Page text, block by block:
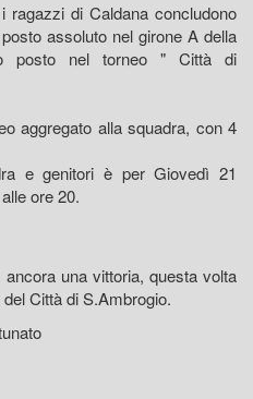
ragazzi di Caldana concludono
assoluto nel girone A della
posto nel torneo " Città di
aggregato alla squadra, con 4
e genitori è per Giovedì 21
ore 20.
una vittoria, questa volta
Città di S.Ambrogio.